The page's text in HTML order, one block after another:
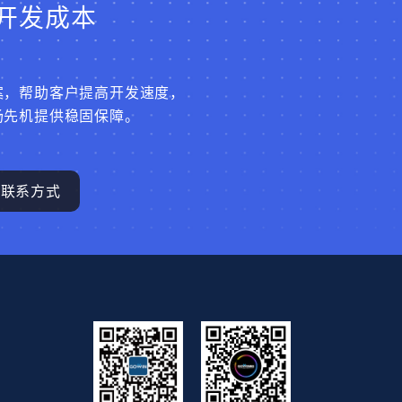
发成本
帮助客户提高开发速度，
机提供稳固保障。
联系方式